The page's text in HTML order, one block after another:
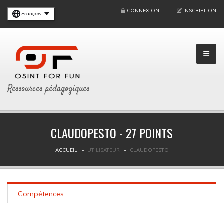
Français CONNEXION INSCRIPTION
Ressources pédagogiques
CLAUDOPESTO - 27 POINTS
ACCUEIL UTILISATEUR CLAUDOPESTO
Compétences